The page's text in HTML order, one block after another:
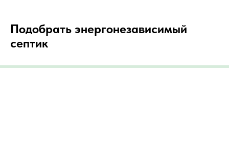
Подобрать энергонезависимый
септик